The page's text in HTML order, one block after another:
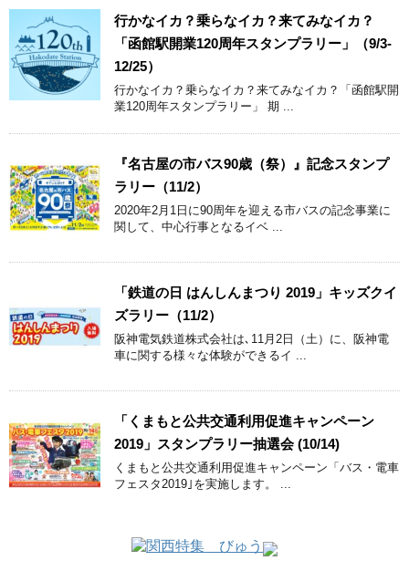
行かなイカ？乗らなイカ？来てみなイカ？
「函館駅開業120周年スタンプラリー」（9/3-
12/25）
行かなイカ？乗らなイカ？来てみなイカ？「函館駅開
業120周年スタンプラリー」 期 ...
『名古屋の市バス90歳（祭）』記念スタンプ
ラリー（11/2）
2020年2月1日に90周年を迎える市バスの記念事業に
関して、中心行事となるイベ ...
「鉄道の日 はんしんまつり 2019」キッズクイ
ズラリー（11/2）
阪神電気鉄道株式会社は､11月2日（土）に、阪神電
車に関する様々な体験ができるイ ...
「くまもと公共交通利用促進キャンペーン
2019」スタンプラリー抽選会 (10/14)
くまもと公共交通利用促進キャンペーン「バス・電車
フェスタ2019｣を実施します。 ...